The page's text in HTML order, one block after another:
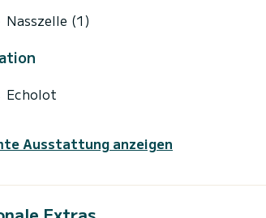
Nasszelle (1)
Echolot
Ausstattung anzeigen